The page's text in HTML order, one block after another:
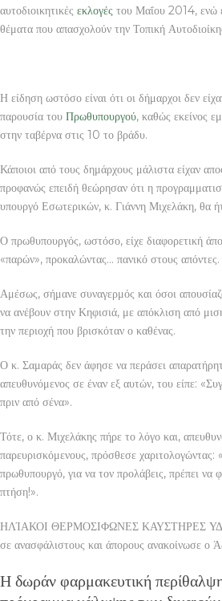
αυτοδιοικητικές εκλογές του Μαΐου 2014, ενώ
θέματα που απασχολούν την Τοπική
Η είδηση ωστόσο είναι ότι οι δήμαρχοι δεν
παρουσία του Πρωθυπουργού, καθώς εκείνος
στην ταβέρνα στις 10 το βράδυ.
Κάποιοι από τους δημάρχους μάλιστα είχαν
προφανώς επειδή θεώρησαν ότι η
υπουργό Εσωτερικών, κ. Γιάννη Μιχελάκη, θα
Ο πρωθυπουργός, ωστόσο, είχε διαφορετική
«παρών», προκαλώντας… πανικό στους απόντες.
Αμέσως, σήμανε συναγερμός και όσοι
να ανέβουν στην Κηφισιά, με απόκλιση από
την περιοχή που βρισκόταν ο καθένας.
Ο κ. Σαμαράς δεν άφησε να περάσει
απευθυνόμενος σε έναν εξ αυτών, του είπε:
πριν από σένα».
Τότε, ο κ. Μιχελάκης πήρε το λόγο και,
παρευρισκόμενους, πρόσθεσε χαριτολογώντας:
πρωθυπουργό, για να τον προλάβεις, πρέπει να
πτήση!».
ΗΛΊΑΚΟΙ ΘΕΡΜΟΣΙΦΩΝΕΣ ΚΑΥΣΤΗΡΕΣ
σε ανασφάλιστους και άπορους ανακοίνωσε ο
Η δωράν φαρμακευτική